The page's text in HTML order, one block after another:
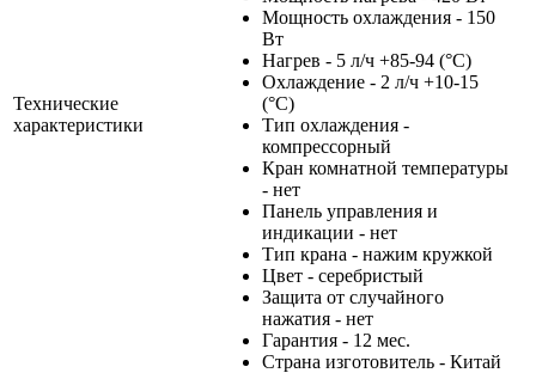
Технические
характеристики
Мощность охлаждения - 150
Вт
Нагрев - 5 л/ч +85-94 (°С)
Охлаждение - 2 л/ч +10-15
(°С)
Тип охлаждения -
компрессорный
Кран комнатной температуры
- нет
Панель управления и
индикации - нет
Тип крана - нажим кружкой
Цвет - серебристый
Защита от случайного
нажатия - нет
Гарантия - 12 мес.
Страна изготовитель - Китай